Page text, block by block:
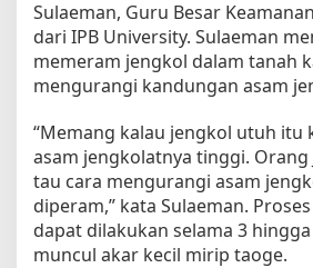
k
a
n
K
e
l
a
r
g
a
Sulaeman, Guru Besar
dari IPB University. Sulaeman
memeram jengkol dalam tanah
mengurangi kandungan asam
“Memang kalau jengkol utuh itu
asam jengkolatnya tinggi. Orang
tau cara mengurangi asam
diperam,” kata Sulaeman.
dapat dilakukan selama 3
muncul akar kecil mirip taoge.